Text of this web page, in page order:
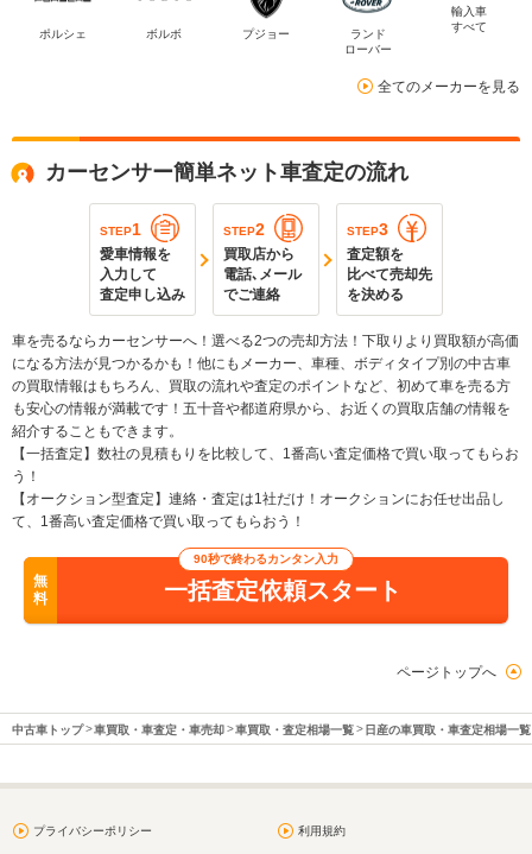
ポルシェ ボルボ プジョー
ランド
ローバー
輸入車
すべて
全てのメーカーを見る
カーセンサー簡単ネット車査定の流れ
STEP1
愛車情報を
入力して
査定申し込み
STEP2
買取店から
電話､メール
でご連絡
STEP3
査定額を
比べて売却先
を決める
車を売るならカーセンサーへ！選べる2つの売却方法！下取りより買取額が高価
になる方法が見つかるかも！他にもメーカー、車種、ボディタイプ別の中古車
の買取情報はもちろん、買取の流れや査定のポイントなど、初めて車を売る方
も安心の情報が満載です！五十音や都道府県から、お近くの買取店舗の情報を
紹介することもできます。
【一括査定】数社の見積もりを比較して、1番高い査定価格で買い取ってもらお
う！
【オークション型査定】連絡・査定は1社だけ！オークションにお任せ出品し
て、1番高い査定価格で買い取ってもらおう！
無
料
90秒で終わるカンタン入力
一括査定依頼スタート
ページトップへ
中古車トップ 車買取・車査定・車売却 車買取・査定相場一覧 日産の車買取・車査定相場一覧
プライバシーポリシー 利用規約